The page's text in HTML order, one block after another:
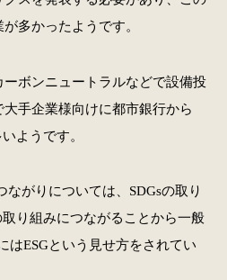
多かったようです。
ボンニュートラルなどで設備投
手企業様向けに都市銀行から
ようです。
ながりについては、SDGsの取り
り組みにつながることから一般
はESGという見せ方をされてい